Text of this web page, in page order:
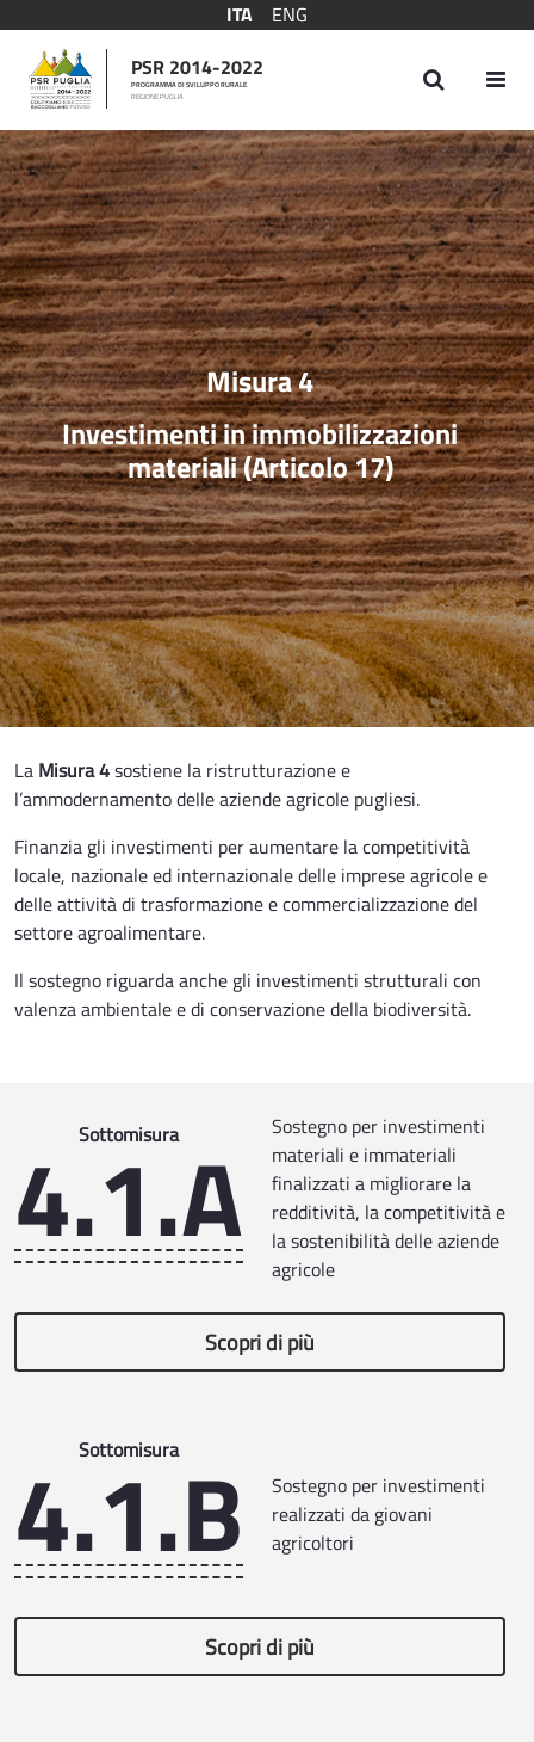
ITA
ENG
PSR 2014-2022
PROGRAMMA DI SVILUPPO RURALE
REGIONE PUGLIA
Misura 4
Misura 4
Investimenti in immobilizzazioni
materiali (Articolo 17)
La Misura 4sostiene la ristrutturazione e
l’ammodernamento delle aziende agricole pugliesi.
Finanzia gli investimenti per aumentare la competitività
locale, nazionale ed internazionale delle imprese agricole e
delle attività di trasformazione e commercializzazione del
settore agroalimentare.
Il sostegno riguarda anche gli investimenti strutturali con
valenza ambientale e di conservazione della biodiversità.
Sottomisura
4.1.A
Sostegno per investimenti
materiali e immateriali
finalizzati a migliorare la
redditività, la competitività e
la sostenibilità delle aziende
agricole
Scopri di più
Sottomisura
4.1.B
Sostegno per investimenti
realizzati da giovani
agricoltori
Scopri di più